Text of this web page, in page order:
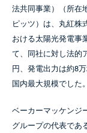
法共同事業）（所在
ピッツ）は、丸紅株
おける太陽光発電事
て、同社に対し法的
円、発電出力は約8
国内最大規模でした。
ベーカーマッケンジ
グループの代表であ